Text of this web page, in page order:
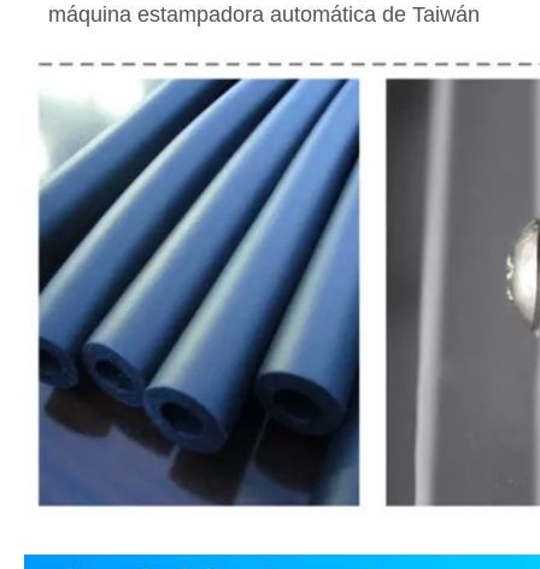
máquina estampadora automática de Taiwán